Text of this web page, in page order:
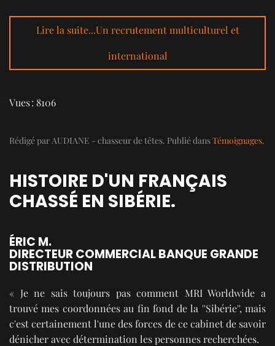
Lire la suite...Un recrutement multiculturel et
international
Vues : 8106
Rédigé par AUDIANE - chasseur de têtes. Publié dansTémoignages.
HISTOIRE D'UN FRANÇAIS
CHASSÉ EN SIBÉRIE.
ÉRIC M.
DIRECTEUR COMMERCIAL BANQUE GRANDE
DISTRIBUTION
« Je ne sais toujours pas comment MRI Worldwide a
trouvé mes coordonnées au fin fond de la ''Sibérie'', mais
c'est certainement l'une des forces de ce cabinet de savoir
dénicher avec détermination les personnes recherchées.